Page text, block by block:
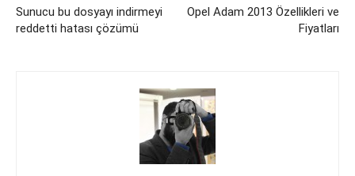
Sunucu bu dosyayı indirmeyi
reddetti hatası çözümü
Opel Adam 2013 Özellikleri ve
Fiyatları